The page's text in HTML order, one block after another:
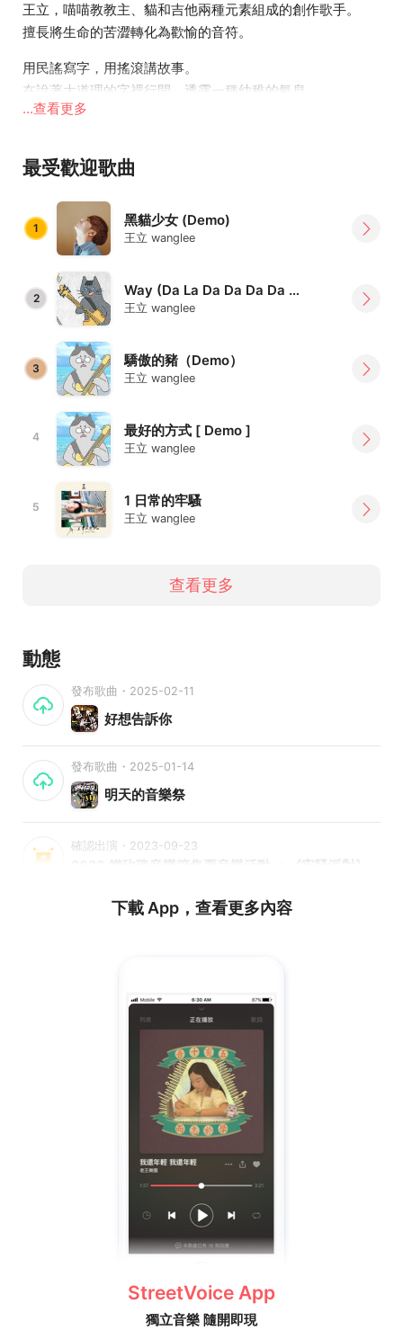
王立，喵喵教教主、貓和吉他兩種元素組成的創作歌手。
擅長將生命的苦澀轉化為歡愉的音符。
用民謠寫字，用搖滾講故事。
在說著大道理的字裡行間，透露一種幼稚的氣息。
曾說過「我要用我的音樂教大家如何樂觀。」
在沮喪的生活中，它彷彿時時刻刻說著一些平淡的話。
聽王立的歌，就像臨窗的公車上，
看著一次又一次的無聊場景，在寂靜的喧囂對灰心的自己發
脾氣。
但它提醒你「不完美的自己，就是最好的自己。」
2017年開始於StreetVoice平台發表作品，至今已累積四十
餘首。
2018年發行首張單曲《New Year》。
2020年發行EP《序：日常的牢騷》，收錄〈日常的牢騷〉
與〈黑貓少女〉。
2021年2月22日（貓日）發行首張專輯《我是貓，沒有名
字。》
2022年2月22日發行單曲《冬季憂鬱》
...查看更多
最受歡迎歌曲
1 黑貓少女 (Demo)
王立 wanglee
2 Way (Da La Da Da Da Da La Da) [Demo]
王立 wanglee
3 驕傲的豬（Demo）
王立 wanglee
4 最好的方式 [ Demo ]
王立 wanglee
5 1 日常的牢騷
王立 wanglee
查看更多
動態
發布歌曲・2025-02-11
好想告訴你
發布歌曲・2025-01-14
明天的音樂祭
確認出演・2023-09-23
下載 App，查看更多內容
StreetVoice App
獨立音樂 隨開即現